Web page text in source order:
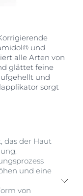
und
alle Arten von
glättet feine
und
sorgt
das der Haut
und eine
von